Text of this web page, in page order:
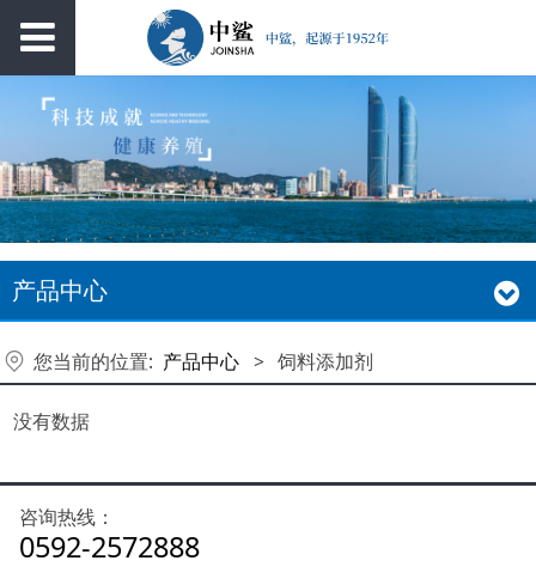
产品中心
您当前的位置: 产品中心 > 饲料添加剂
有数据
咨询热线：
0592-2572888